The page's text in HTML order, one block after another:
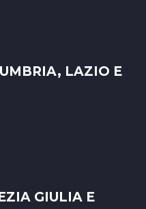
LAZIO E
GIULIA E